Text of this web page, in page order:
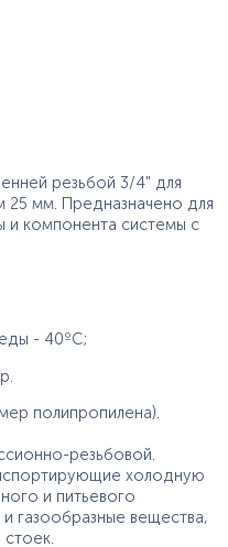
резьбой 3/4" для
мм. Предназначено для
и компонента системы с
- 40ºС;
полипропилена).
резьбовой.
холодную
и питьевого
газообразные вещества,
стоек.